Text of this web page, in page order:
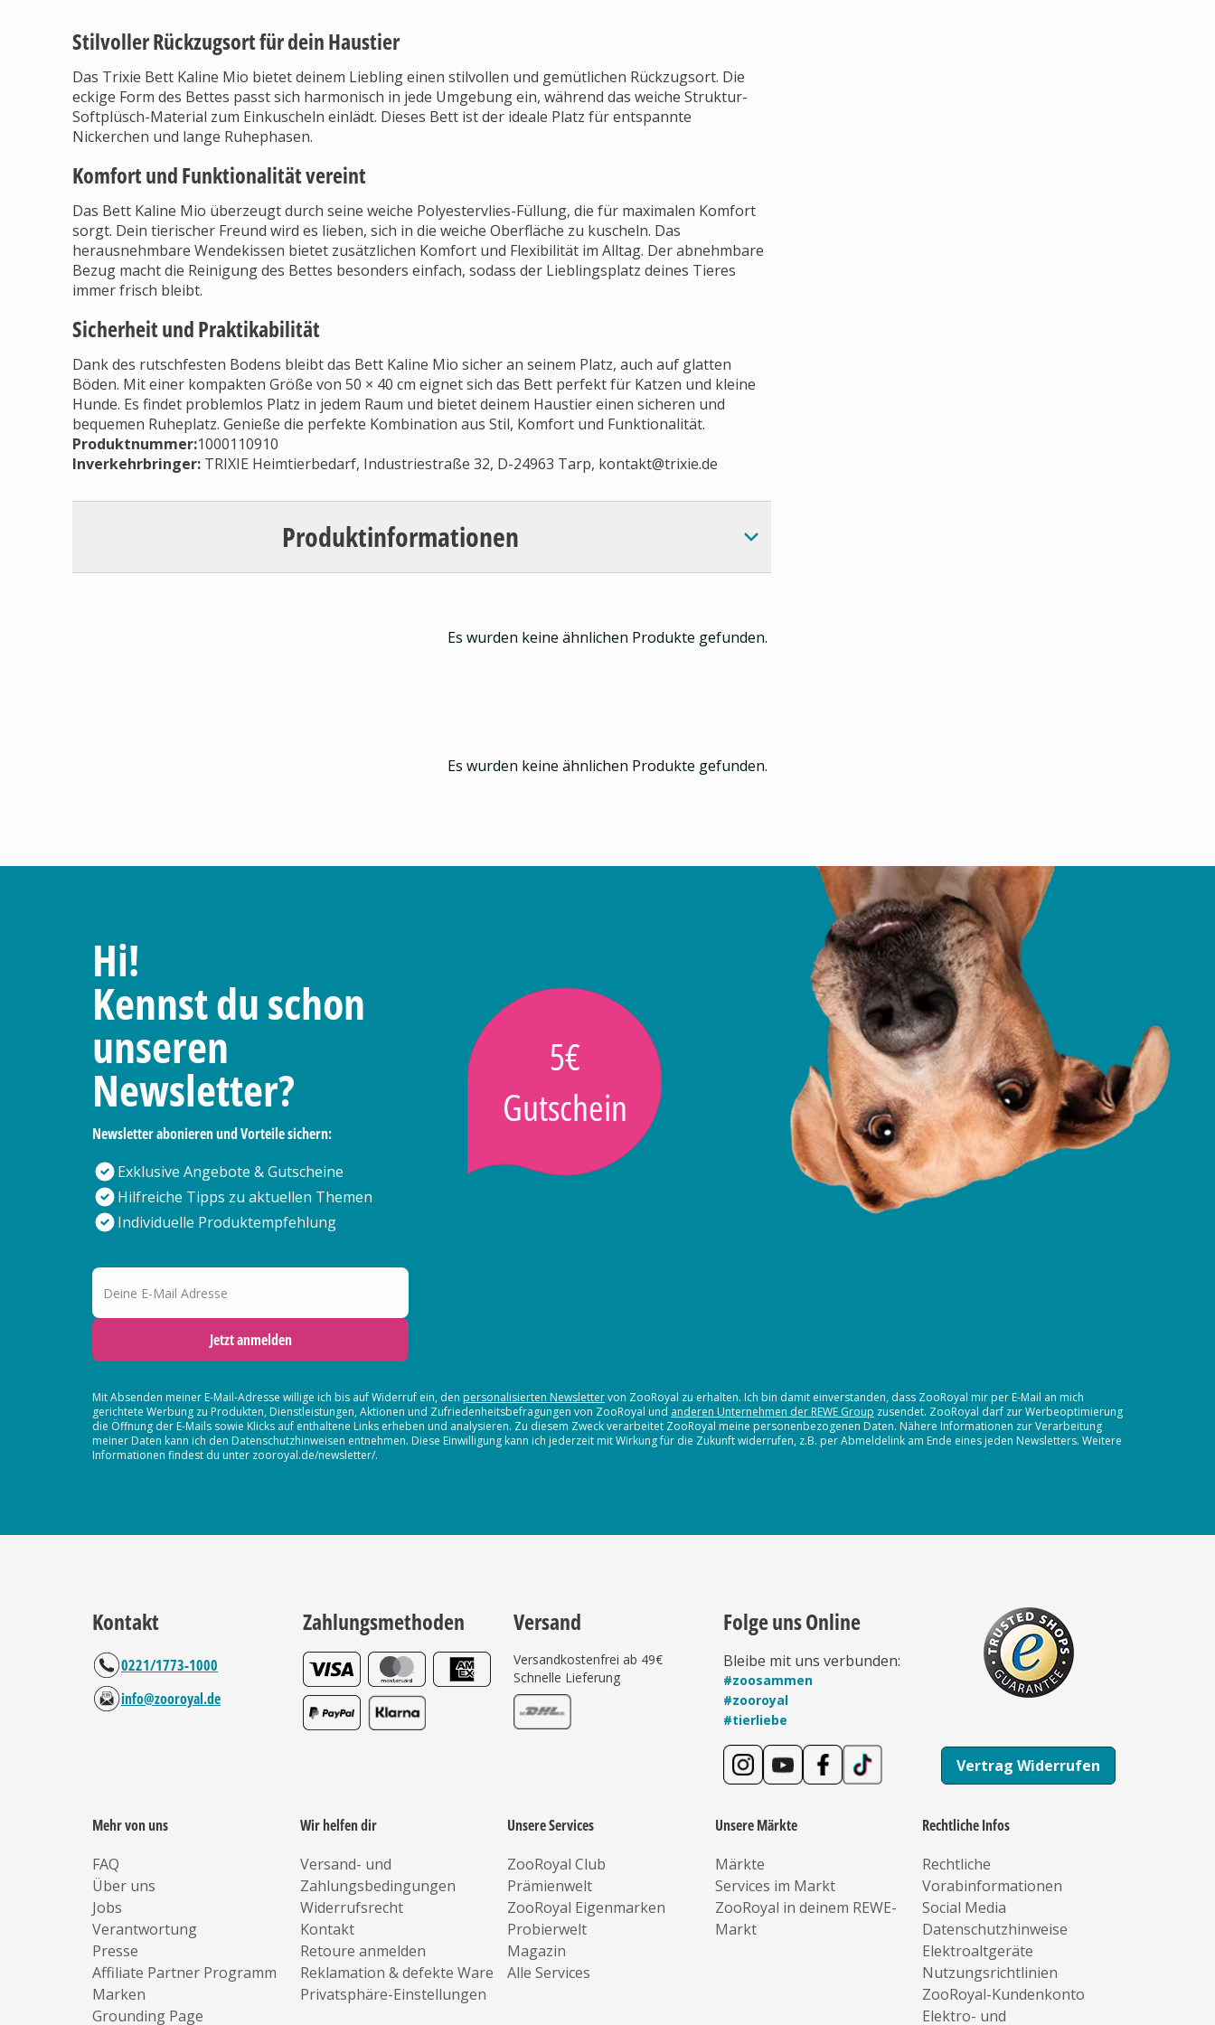
Stilvoller Rückzugsort für dein Haustier
Das Trixie Bett Kaline Mio bietet deinem Liebling einen stilvollen und gemütlichen Rückzugsort. Die
eckige Form des Bettes passt sich harmonisch in jede Umgebung ein, während das weiche Struktur-
Softplüsch-Material zum Einkuscheln einlädt. Dieses Bett ist der ideale Platz für entspannte
Nickerchen und lange Ruhephasen.
Komfort und Funktionalität vereint
Das Bett Kaline Mio überzeugt durch seine weiche Polyestervlies-Füllung, die für maximalen Komfort
sorgt. Dein tierischer Freund wird es lieben, sich in die weiche Oberfläche zu kuscheln. Das
herausnehmbare Wendekissen bietet zusätzlichen Komfort und Flexibilität im Alltag. Der abnehmbare
Bezug macht die Reinigung des Bettes besonders einfach, sodass der Lieblingsplatz deines Tieres
immer frisch bleibt.
Sicherheit und Praktikabilität
Dank des rutschfesten Bodens bleibt das Bett Kaline Mio sicher an seinem Platz, auch auf glatten
Böden. Mit einer kompakten Größe von 50 × 40 cm eignet sich das Bett perfekt für Katzen und kleine
Hunde. Es findet problemlos Platz in jedem Raum und bietet deinem Haustier einen sicheren und
bequemen Ruheplatz. Genieße die perfekte Kombination aus Stil, Komfort und Funktionalität.
Produktnummer:1000110910
Inverkehrbringer: TRIXIE Heimtierbedarf, Industriestraße 32, D-24963 Tarp, kontakt@trixie.de
Produktinformationen
Es wurden keine ähnlichen Produkte gefunden.
Es wurden keine ähnlichen Produkte gefunden.
Hi!
Kennst du schon
unseren
Newsletter?
Newsletter abonieren und Vorteile sichern:
Exklusive Angebote & Gutscheine
Hilfreiche Tipps zu aktuellen Themen
Individuelle Produktempfehlung
5€
Gutschein
Deine E-Mail Adresse
Jetzt anmelden
Mit Absenden meiner E-Mail-Adresse willige ich bis auf Widerruf ein, den personalisierten Newslettervon ZooRoyal zu erhalten. Ich bin damit einverstanden, dass ZooRoyal mir per E-Mail an mich
gerichtete Werbung zu Produkten, Dienstleistungen, Aktionen und Zufriedenheitsbefragungen von ZooRoyal und anderen Unternehmen der REWE Group zusendet. ZooRoyal darf zur Werbeoptimierung
die Öffnung der E-Mails sowie Klicks auf enthaltene Links erheben und analysieren. Zu diesem Zweck verarbeitet ZooRoyal meine personenbezogenen Daten. Nähere Informationen zur Verarbeitung
meiner Daten kann ich den Datenschutzhinweisen entnehmen. Diese Einwilligung kann ich jederzeit mit Wirkung für die Zukunft widerrufen, z.B. per Abmeldelink am Ende eines jeden Newsletters. Weitere
Informationen findest du unter zooroyal.de/newsletter/.
Kontakt
0221/1773-1000
info@zooroyal.de
Zahlungsmethoden Versand
Versandkostenfrei ab 49€
Schnelle Lieferung
Folge uns Online
Bleibe mit uns verbunden:
#zoosammen
#zooroyal
#tierliebe
Vertrag Widerrufen
Mehr von uns
FAQ
Über uns
Jobs
Verantwortung
Presse
Affiliate Partner Programm
Marken
Grounding Page
Wir helfen dir
Versand- und
Zahlungsbedingungen
Widerrufsrecht
Kontakt
Retoure anmelden
Reklamation & defekte Ware
Privatsphäre-Einstellungen
Unsere Services
ZooRoyal Club
Prämienwelt
ZooRoyal Eigenmarken
Probierwelt
Magazin
Alle Services
Unsere Märkte
Märkte
Services im Markt
ZooRoyal in deinem REWE-
Markt
Rechtliche Infos
Rechtliche
Vorabinformationen
Social Media
Datenschutzhinweise
Elektroaltgeräte
Nutzungsrichtlinien
ZooRoyal-Kundenkonto
Elektro- und